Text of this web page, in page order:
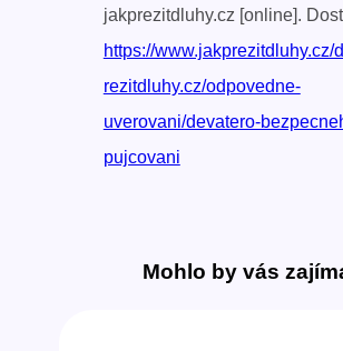
jakprezitdluhy.cz [online].
https://www.jakprezitdluhy.cz/
rezitdluhy.cz/odpovedne-
uverovani/devatero-
pujcovani
Mohlo by vás